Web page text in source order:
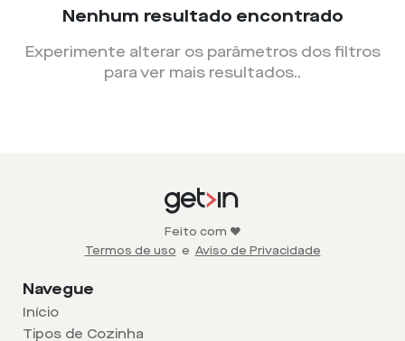
Nenhum resultado encontrado
Experimente alterar os parâmetros dos filtros
para ver mais resultados..
Feito com ❤️
Termos de uso e Aviso de Privacidade
Navegue
Início
Tipos de Cozinha